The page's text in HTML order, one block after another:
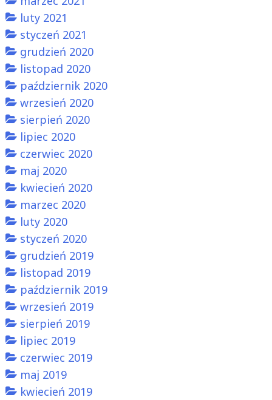
luty 2021
styczeń 2021
grudzień 2020
listopad 2020
październik 2020
wrzesień 2020
sierpień 2020
lipiec 2020
czerwiec 2020
maj 2020
kwiecień 2020
marzec 2020
luty 2020
styczeń 2020
grudzień 2019
listopad 2019
październik 2019
wrzesień 2019
sierpień 2019
lipiec 2019
czerwiec 2019
maj 2019
kwiecień 2019